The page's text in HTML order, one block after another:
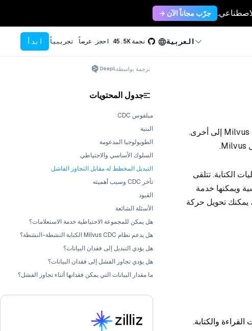
جرّب مجاناً الآن →
العربية نجمة45.5K احجز عرضاً تجريبياً ابدأ
يقوم برنامج Milvus CDC (التقاط بيانات التغيير) بنسخ تغييرات البيانات من مجموعة Milvus إلى أخرى.
الكتابة. تتلقى
ويمكنها خدمة
يمكنك تحويل حركة
والكتابة.
ترجمة بواسطة
جدول المحتويات
ميلفوس CDC
البنية
الطوبولوجيا المدعومة
السلوك الأساسي والاحتياطي
التبديل المخطط له مقابل التجاوز الفاشل
تأخر CDC وسبب أهميته
القيود
الأسئلة الشائعة
هل يمكن للمجموعة الاحتياطية خدمة الاستعلامات؟
هل يدعم نظام Milvus CDC الكتابة النشطة-النشطة؟
هل يؤدي التبديل إلى فقدان البيانات؟
هل يؤدي تجاوز الفشل إلى فقدان البيانات؟
ما مقدار البيانات التي يمكن فقدانها أثناء تجاوز الفشل؟